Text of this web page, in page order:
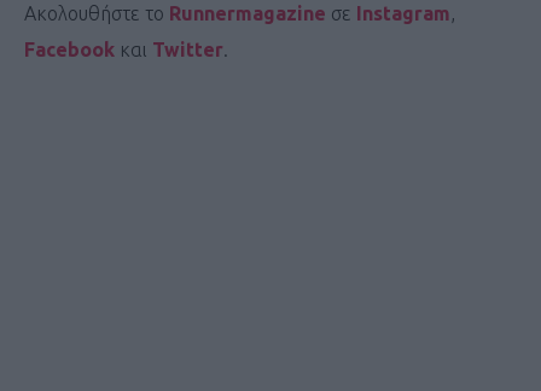
Ακολουθήστε το Runnermagazine σε Instagram,
Facebook και Twitter.